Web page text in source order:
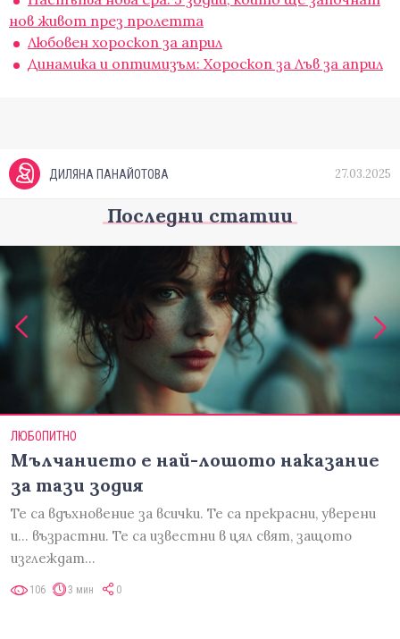
нов живот през пролетта
Любовен хороскоп за април
Динамика и оптимизъм: Хороскоп за Лъв за април
ДИЛЯНА ПАНАЙОТОВА 27.03.2025
Последни статии
ЛЮБОПИТНО
Мълчанието е най-лошото наказание
за тази зодия
Те са вдъхновение за всички. Те са прекрасни, уверени
и... възрастни. Те са известни в цял свят, защото
изглеждат…
106 3 мин 0